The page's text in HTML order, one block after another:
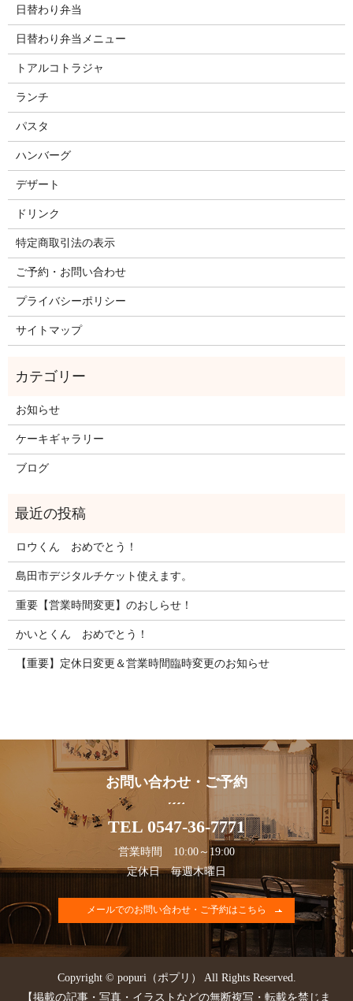
日替わり弁当
日替わり弁当メニュー
トアルコトラジャ
ランチ
パスタ
ハンバーグ
デザート
ドリンク
特定商取引法の表示
ご予約・お問い合わせ
プライバシーポリシー
サイトマップ
お知らせ
ケーキギャラリー
ブログ
ロウくん おめでとう！
島田市デジタルチケット使えます。
重要【営業時間変更】のおしらせ！
かいとくん おめでとう！
【重要】定休日変更＆営業時間臨時変更のお知らせ
お問い合わせ・ご予約
TEL 0547-36-7771
営業時間 10:00～19:00
定休日 毎週木曜日
メールでのお問い合わせ・ご予約はこちら
Copyright © popuri（ポプリ） All Rights Reserved.
【掲載の記事・写真・イラストなどの無断複写・転載を禁じま